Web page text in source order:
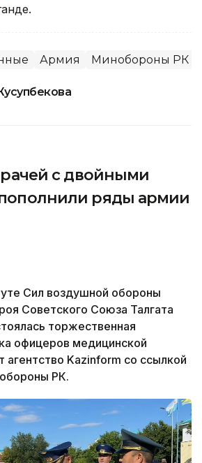
Армия Минобороны РК
с двойными
ряды армии
Сил воздушной обороны
Советского Союза Талгата
торжественная
офицеров медицинской
Kazinform со ссылкой
РК.